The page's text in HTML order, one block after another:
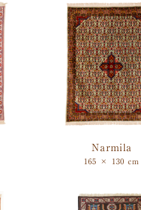
Narmila
165 × 130 cm